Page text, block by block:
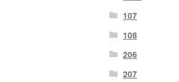
107
108
206
207